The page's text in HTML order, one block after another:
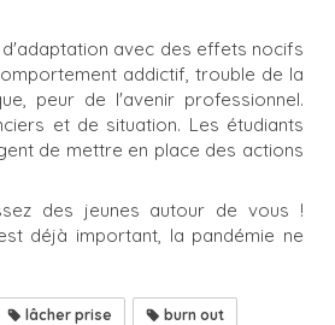
avec des effets nocifs
addictif, trouble de la
peur de l'avenir professionnel.
et de situation. Les étudiants
de mettre en place des actions
des jeunes autour de vous !
déjà important, la pandémie ne
lâcher prise burn out